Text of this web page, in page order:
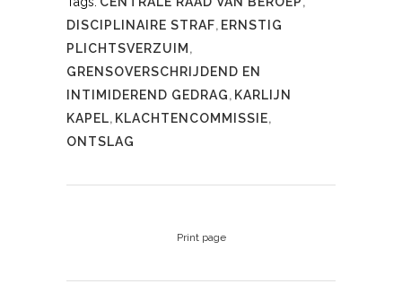
DISCIPLINAIRE STRAF, ERNSTIG
PLICHTSVERZUIM,
GRENSOVERSCHRIJDEND EN
INTIMIDEREND GEDRAG, KARLIJN
KAPEL, KLACHTENCOMMISSIE,
ONTSLAG
Print page